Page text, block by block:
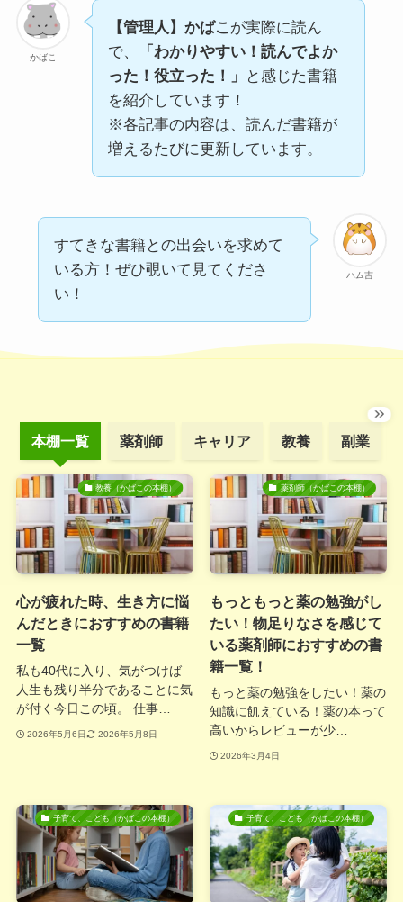
かばこ
【管理人】かばこが実際に読ん
で、
「わかりやすい！読んでよか
った！役立った！」
と感じた書籍
を紹介しています！
※各記事の内容は、読んだ書籍が
増えるたびに更新しています。
ハム吉
すてきな書籍との出会いを求めて
いる方！ぜひ覗いて見てくださ
い！
本棚一覧 薬剤師 キャリア 教養 副業
教養（かばこの本棚）
心が疲れた時、生き方に悩
んだときにおすすめの書籍
一覧
私も40代に入り、気がつけば
人生も残り半分であることに気
が付く今日この頃。 仕事…
2026年5月6日 2026年5月8日
薬剤師（かばこの本棚）
もっともっと薬の勉強がし
たい！物足りなさを感じて
いる薬剤師におすすめの書
籍一覧！
もっと薬の勉強をしたい！薬の
知識に飢えている！薬の本って
高いからレビューが少…
2026年3月4日
子育て、こども（かばこの本棚） 子育て、こども（かばこの本棚）